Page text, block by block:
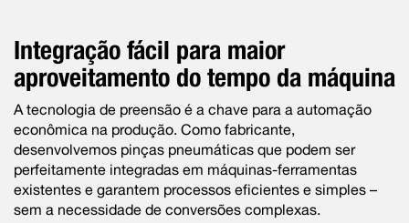
Integração fácil para maior
aproveitamento do tempo da máquina
A tecnologia de preensão é a chave para a automação
econômica na produção. Como fabricante,
desenvolvemos pinças pneumáticas que podem ser
perfeitamente integradas em máquinas-ferramentas
existentes e garantem processos eficientes e simples –
sem a necessidade de conversões complexas.